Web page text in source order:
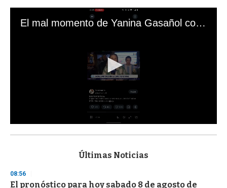
El mal momento de Yanina Gasañol con un hincha argentino en "Subrayado"
s
d
s
Últimas Noticias
08:56
El pronóstico para hoy sabado 8 de agosto de